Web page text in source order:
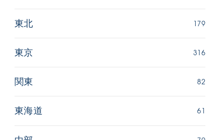
東北 179
東京 316
関東 82
東海道 61